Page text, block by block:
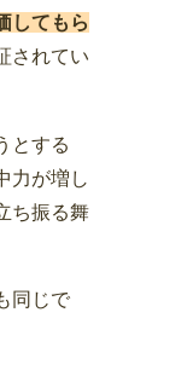
してもら
されてい
とする
力が増し
ち振る舞
同じで